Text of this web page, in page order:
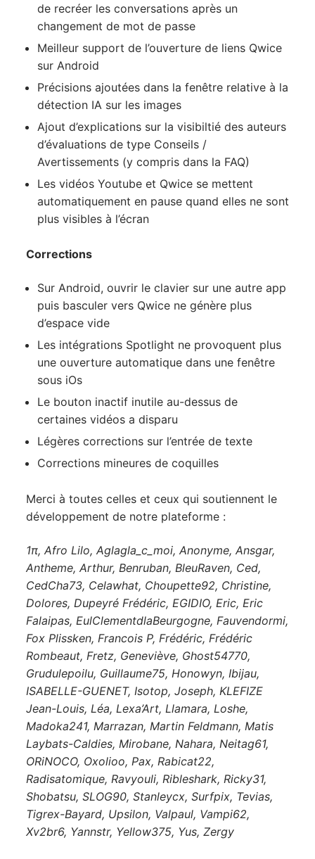
de recréer les conversations après un
changement de mot de passe
Meilleur support de l’ouverture de liens Qwice
sur Android
Précisions ajoutées dans la fenêtre relative à la
détection IA sur les images
Ajout d’explications sur la visibiltié des auteurs
d’évaluations de type Conseils /
Avertissements (y compris dans la FAQ)
Les vidéos Youtube et Qwice se mettent
automatiquement en pause quand elles ne sont
plus visibles à l’écran
Corrections
Sur Android, ouvrir le clavier sur une autre app
puis basculer vers Qwice ne génère plus
d’espace vide
Les intégrations Spotlight ne provoquent plus
une ouverture automatique dans une fenêtre
sous iOs
Le bouton inactif inutile au-dessus de
certaines vidéos a disparu
Légères corrections sur l’entrée de texte
Corrections mineures de coquilles
Merci à toutes celles et ceux qui soutiennent le
développement de notre plateforme :
1π, Afro Lilo, Aglagla_c_moi, Anonyme, Ansgar,
Antheme, Arthur, Benruban, BleuRaven, Ced,
CedCha73, Celawhat, Choupette92, Christine,
Dolores, Dupeyré Frédéric, EGIDIO, Eric, Eric
Falaipas, EulClementdlaBeurgogne, Fauvendormi,
Fox Plissken, Francois P, Frédéric, Frédéric
Rombeaut, Fretz, Geneviève, Ghost54770,
Grudulepoilu, Guillaume75, Honowyn, Ibijau,
ISABELLE-GUENET, Isotop, Joseph, KLEFIZE
Jean-Louis, Léa, Lexa’Art, Llamara, Loshe,
Madoka241, Marrazan, Martin Feldmann, Matis
Laybats-Caldies, Mirobane, Nahara, Neitag61,
ORiNOCO, Oxolioo, Pax, Rabicat22,
Radisatomique, Ravyouli, Ribleshark, Ricky31,
Shobatsu, SLOG90, Stanleycx, Surfpix, Tevias,
Tigrex-Bayard, Upsilon, Valpaul, Vampi62,
Xv2br6, Yannstr, Yellow375, Yus, Zergy